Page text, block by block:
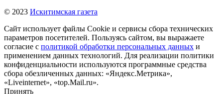
© 2023 Искитимская газета
Сайт использует файлы Cookie и сервисы сбора технических
параметров посетителей. Пользуясь сайтом, вы выражаете
согласие с политикой обработки персональных данных и
применением данных технологий. Для реализации политики
конфиденциальности используются программные средства
сбора обезличенных данных: «Яндекс.Метрика»,
«Liveinternet», «top.Mail.ru».
Принять